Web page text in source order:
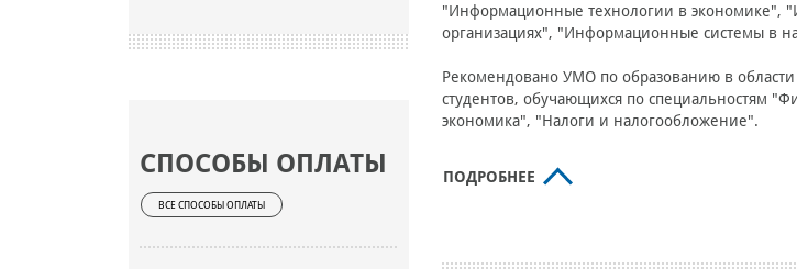
СПОСОБЫ ОПЛАТЫ
ВСЕ СПОСОБЫ ОПЛАТЫ
"Информационные технологии в экономике",
организациях", "Информационные системы в
Рекомендовано УМО по образованию в
студентов, обучающихся по специальностям
экономика", "Налоги и налогообложение".
ПОДРОБНЕЕ